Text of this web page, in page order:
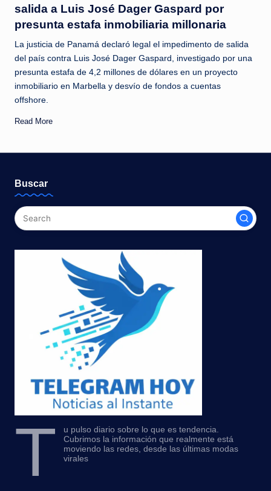
salida a Luis José Dager Gaspard por
presunta estafa inmobiliaria millonaria
La justicia de Panamá declaró legal el impedimento de salida
del país contra Luis José Dager Gaspard, investigado por una
presunta estafa de 4,2 millones de dólares en un proyecto
inmobiliario en Marbella y desvío de fondos a cuentas
offshore.
Read More
Buscar
T
u pulso diario sobre lo que es tendencia.
Cubrimos la información que realmente está
moviendo las redes, desde las últimas modas
virales